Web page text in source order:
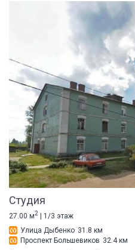
Студия
27.00 м2
| 1/3 этаж
Улица Дыбенко 31.8 км
Проспект Большевиков 32.4 км